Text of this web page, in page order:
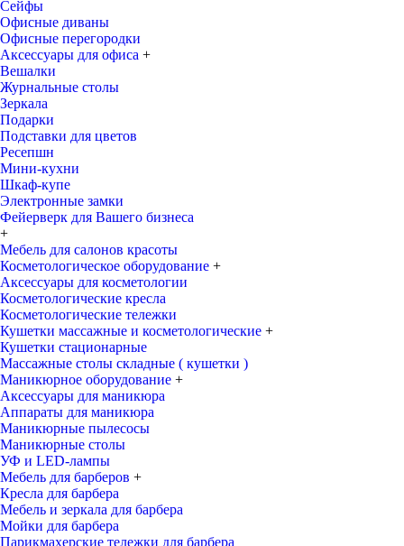
Сейфы
Офисные диваны
Офисные перегородки
Аксессуары для офиса +
Вешалки
Журнальные столы
Зеркала
Подарки
Подставки для цветов
Ресепшн
Мини-кухни
Шкаф-купе
Электронные замки
Фейерверк для Вашего бизнеса
+
Мебель для салонов красоты
Косметологическое оборудование +
Аксессуары для косметологии
Косметологические кресла
Косметологические тележки
Кушетки массажные и косметологические +
Кушетки стационарные
Массажные столы складные ( кушетки )
Маникюрное оборудование +
Аксессуары для маникюра
Аппараты для маникюра
Маникюрные пылесосы
Маникюрные столы
УФ и LED-лампы
Мебель для барберов +
Кресла для барбера
Мебель и зеркала для барбера
Мойки для барбера
Парикмахерские тележки для барбера